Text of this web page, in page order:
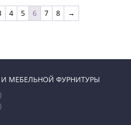
4 5 6 7 8 →
МЕБЕЛЬНОЙ ФУРНИТУРЫ